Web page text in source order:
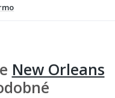
New Orleans